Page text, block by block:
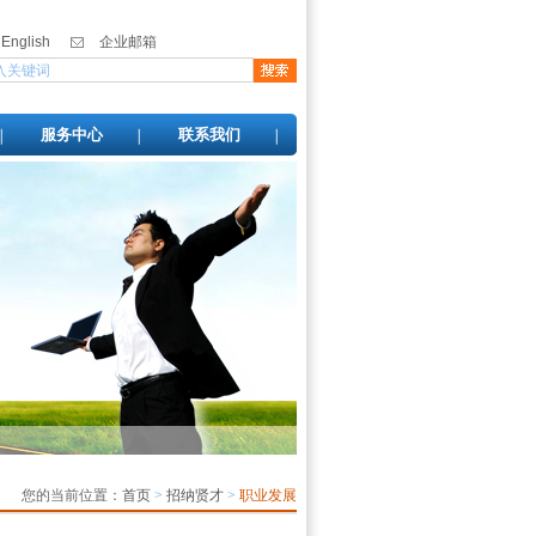
English 企业邮箱
服务中心 联系我们
您的当前位置： 首页 > 招纳贤才 > 职业发展